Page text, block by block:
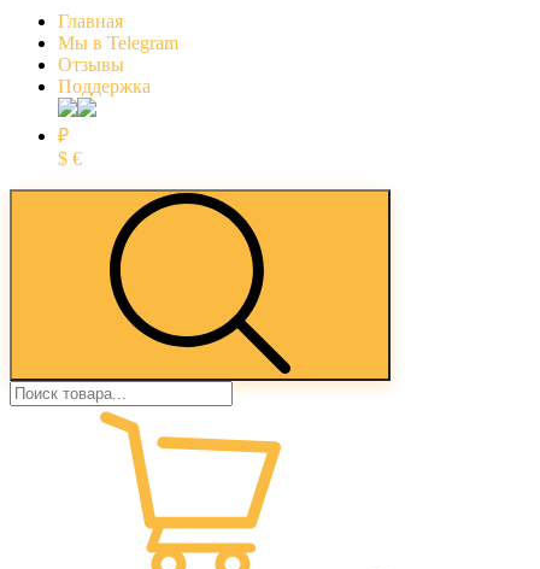
Главная
Мы в Telegram
Отзывы
Поддержка
₽
$ €